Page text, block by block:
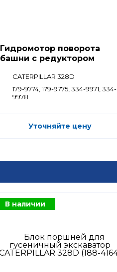
Гидромотор поворота
башни с редуктором
CATERPILLAR 328D
179-9774, 179-9775, 334-9971, 334-
9978
Уточняйте цену
В наличии